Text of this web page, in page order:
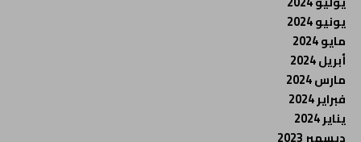
يونيو 2024
مايو 2024
أبريل 2024
مارس 2024
فبراير 2024
يناير 2024
ديسمبر 2023